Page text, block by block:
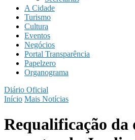
A Cidade
Turismo
Cultura
Eventos
Negócios
Portal Transparência
Papelzero
Organograma
Diário Oficial
Início Mais Notícias
Requalificação da